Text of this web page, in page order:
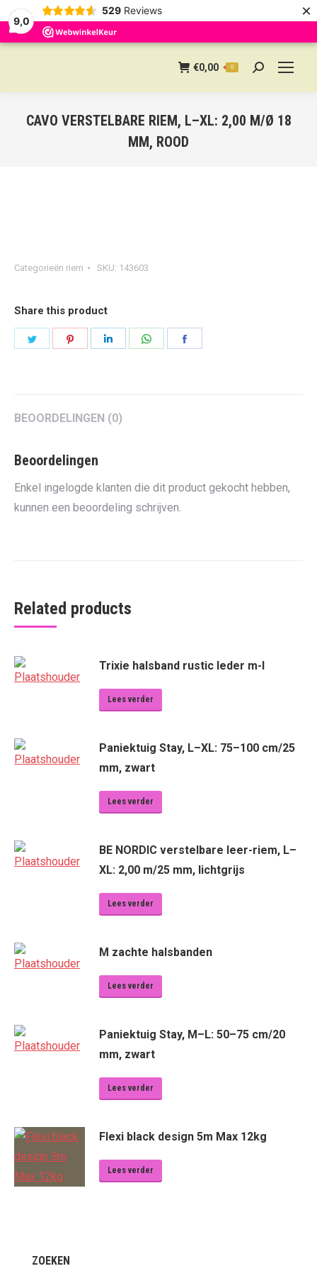
9,0
529 Reviews ×
€0,00 0 Search:
CAVO VERSTELBARE RIEM, L–XL: 2,00 M/Ø 18
MM, ROOD
Categorieën riem SKU: 143603
Share this product
BEOORDELINGEN (0)
Beoordelingen
Enkel ingelogde klanten die dit product gekocht hebben,
kunnen een beoordeling schrijven.
Related products
Trixie halsband rustic leder m-l
Lees verder
Paniektuig Stay, L–XL: 75–100 cm/25
mm, zwart
Lees verder
BE NORDIC verstelbare leer-riem, L–
XL: 2,00 m/25 mm, lichtgrijs
Lees verder
M zachte halsbanden
Lees verder
Paniektuig Stay, M–L: 50–75 cm/20
mm, zwart
Lees verder
Flexi black design 5m Max 12kg
Lees verder
ZOEKEN